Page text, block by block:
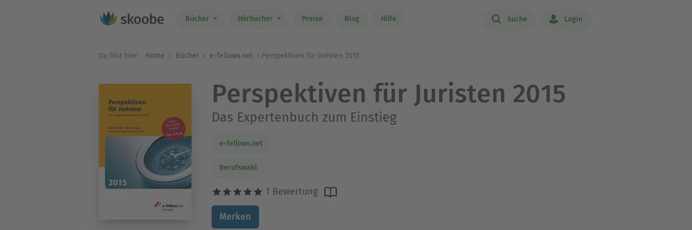
Bücher Hörbücher Preise Blog Hilfe Suche Login
Du bist hier: Home Bücher e-fellows.net Perspektiven für Juristen 2015
Perspektiven für Juristen 2015
Das Expertenbuch zum Einstieg
e-fellows.net
Berufswahl
1 Bewertung
Merken